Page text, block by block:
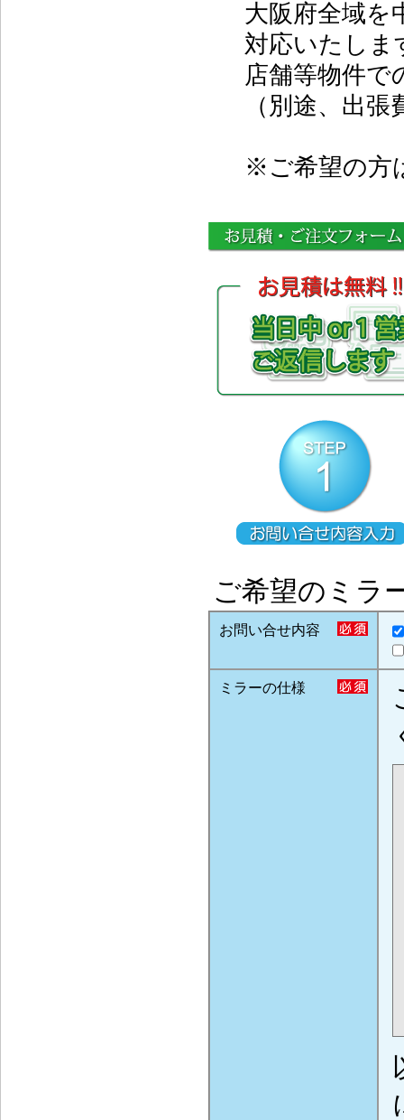
大阪府全域を
対応いたしま
店舗等物件で
（別途、出
※ご希望の方
ご希望のミラ
お問い合せ内容
ミラーの仕様